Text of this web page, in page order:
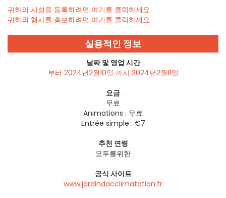
귀하의 시설을 등록하려면 여기를 클릭하세요
귀하의 행사를 홍보하려면 여기를 클릭하세요
실용적인 정보
날짜 및 영업 시간
부터 2024년2월10일 까지 2024년2월11일
요금
무료
Animations : 무료
Entrée simple : €7
추천 연령
모두를위한
공식 사이트
www.jardindacclimatation.fr